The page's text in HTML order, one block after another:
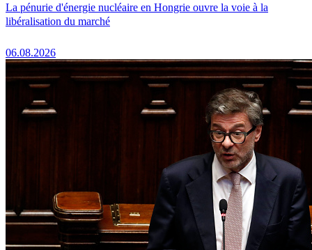
La pénurie d'énergie nucléaire en Hongrie ouvre la voie à la
libéralisation du marché
06.08.2026